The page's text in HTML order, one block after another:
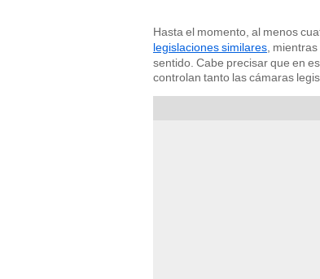
Hasta el momento, al menos
legislaciones similares,
sentido. Cabe precisar que en
controlan tanto las cámaras